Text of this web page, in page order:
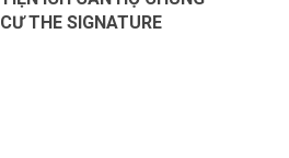
CƯ THE SIGNATURE